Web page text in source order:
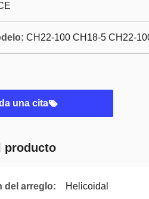
CH22-100 CH18-5 CH22-
una cita
producto
del arreglo: Helicoidal